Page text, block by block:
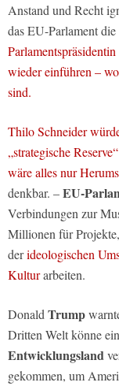
Anstand und Recht
das EU-Parlament die
wieder einführen –
sind.
Thilo Schneider
„strategische
wäre alles nur
denkbar. –EU-
Verbindungen zur
Millionen für
derideologischen
Kulturarbeiten.
Donald Trump
Dritten Welt könne ein
Entwicklungsland
gekommen, um